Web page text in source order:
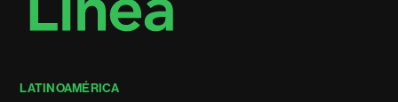
LATINOAMÉRICA